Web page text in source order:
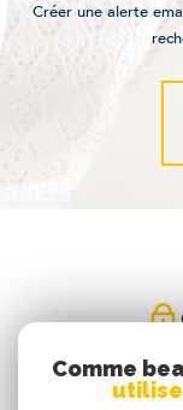
Créer une alerte
Comme